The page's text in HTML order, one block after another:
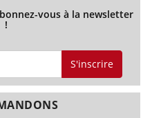
vous à la newsletter
!
S'inscrire